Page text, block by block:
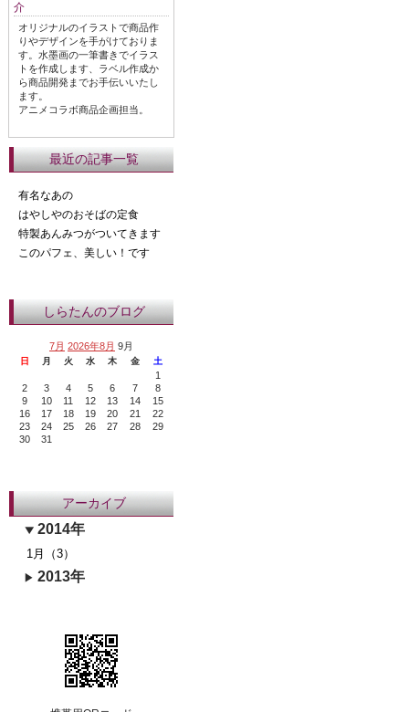
介
オリジナルのイラストで商品作
りやデザインを手がけておりま
す。水墨画の一筆書きでイラス
トを作成します、ラベル作成か
ら商品開発までお手伝いいたし
ます。
アニメコラボ商品企画担当。
最近の記事一覧
有名なあの
はやしやのおそばの定食
特製あんみつがついてきます
このパフェ、美しい！です
しらたんのブログ
7月 2026年8月 9月
日 月 火 水 木 金 土
1
2
3 4 5 6 7
8
9
10 11 12 13 14
15
16
17 18 19 20 21
22
23
24 25 26 27 28
29
30
31
アーカイブ
2014年
1月（3）
2013年